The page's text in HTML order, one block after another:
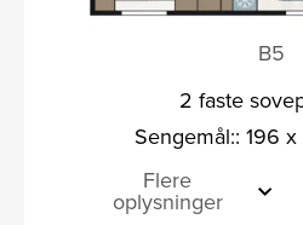
B5
2 faste
Sengemål:: 196
Flere
oplysninger